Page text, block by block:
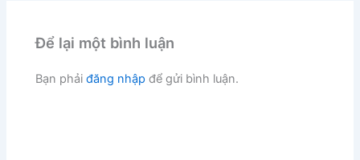
Để lại một bình luận
Bạn phảiđăng nhập để gửi bình luận.